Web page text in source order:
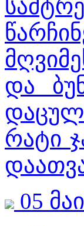
და
რატი
05